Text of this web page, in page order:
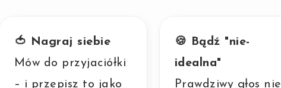
🍅 Nagraj siebie
Mów do przyjaciółki
– i przepisz to jako
🍪 Bądź "nie-
idealna"
Prawdziwy głos nie